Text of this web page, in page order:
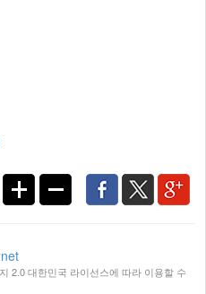
2.0 대한민국 라이선스에 따라 이용할 수